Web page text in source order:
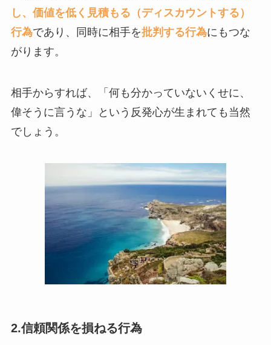
し、価値を低く見積もる（ディスカウントする）
行為であり、同時に相手を批判する行為にもつな
がります。
相手からすれば、「何も分かっていないくせに、
偉そうに言うな」という反発心が生まれても当然
でしょう。
2.信頼関係を損ねる行為